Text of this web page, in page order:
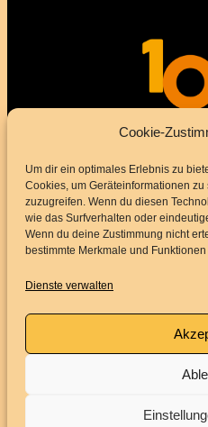
Cookie-
Um dir ein optimales Erlebnis zu
Cookies, um Geräteinformationen
zuzugreifen. Wenn du diesen
wie das Surfverhalten oder
Wenn du deine Zustimmung nicht
bestimmte Merkmale und
Dienste verwalten
Impressum